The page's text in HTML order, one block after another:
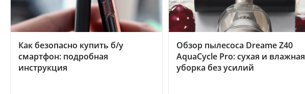
Как безопасно купить б/у
смартфон: подробная
инструкция
Обзор пылесоса Dreame Z40
AquaCycle Pro: сухая и влажная
уборка без усилий